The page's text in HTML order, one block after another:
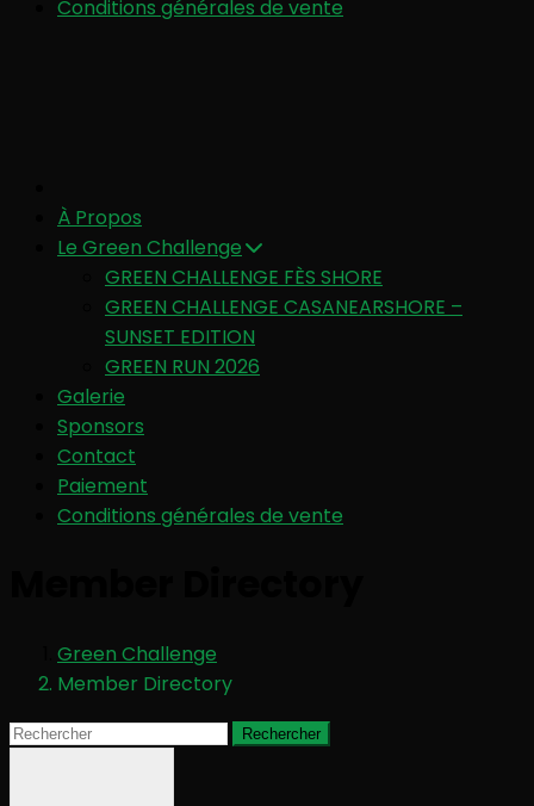
Conditions générales de vente
À Propos
Le Green Challenge
GREEN CHALLENGE FÈS SHORE
GREEN CHALLENGE CASANEARSHORE –
SUNSET EDITION
GREEN RUN 2026
Galerie
Sponsors
Contact
Paiement
Conditions générales de vente
Green Challenge
Member Directory